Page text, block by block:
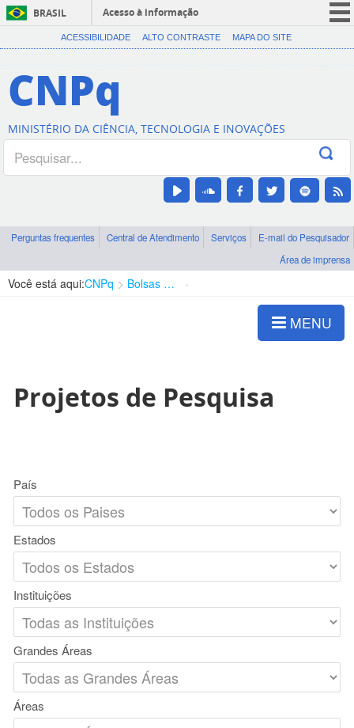
BRASIL
Acesso à informação
CORONAVÍRUS (COVID-19)
Canais
ACESSIBILIDADE ALTO CONTRASTE MAPA DO SITE
CNPq
MINISTÉRIO DA CIÊNCIA, TECNOLOGIA E INOVAÇÕES
Perguntas frequentes Central de Atendimento Serviços
E-mail do Pesquisador
Área de imprensa
Você está aqui:CNPq Bolsas e Auxílios Vigentes
MENU
Projetos de Pesquisa
País
Estados
Instituições
Grandes Áreas
Áreas